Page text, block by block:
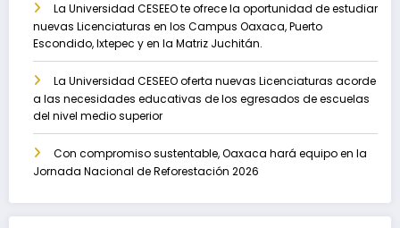
La Universidad CESEEO te ofrece la oportunidad de estudiar
nuevas Licenciaturas en los Campus Oaxaca, Puerto
Escondido, Ixtepec y en la Matriz Juchitán.
La Universidad CESEEO oferta nuevas Licenciaturas acorde
a las necesidades educativas de los egresados de escuelas
del nivel medio superior
Con compromiso sustentable, Oaxaca hará equipo en la
Jornada Nacional de Reforestación 2026